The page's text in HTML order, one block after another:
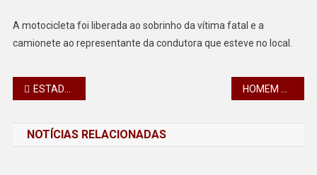
A motocicleta foi liberada ao sobrinho da vítima fatal e a
camionete ao representante da condutora que esteve no local.
Navegação
Post
ESTADOS UNIDOS ATACA COMPLEXO ONDE SE REUNIA A CÚPULA DO REGIME IRANIANO PARA ESCOLHA DE NOVO LÍDER
NOTÍCIAS RELACIONADAS